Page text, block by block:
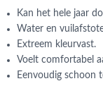
Kan het hele jaar
Water en
Extreem kleurvast.
Voelt comfortabel
Eenvoudig schoon